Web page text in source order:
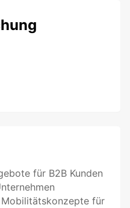
für B2B Kunden
für